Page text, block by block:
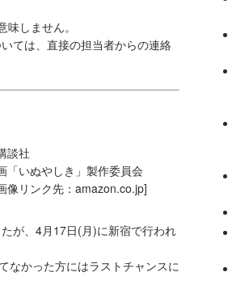
しません。
ては、直接の担当者からの連絡
談社
いぬやしき」製作委員会
像リンク先：amazon.co.jp]
が、4月17日(月)に新宿で行われ
なかった方にはラストチャンスに